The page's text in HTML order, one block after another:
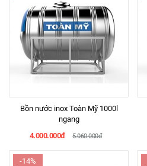
Bồn nước inox Toàn Mỹ 1000l
ngang
4.000.000đ
5.060.000đ
-14%